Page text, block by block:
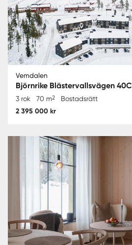
Vemdalen
Björnrike Blästervallsvägen 40C
3 rok 70 m2 Bostadsrätt
2 395 000 kr